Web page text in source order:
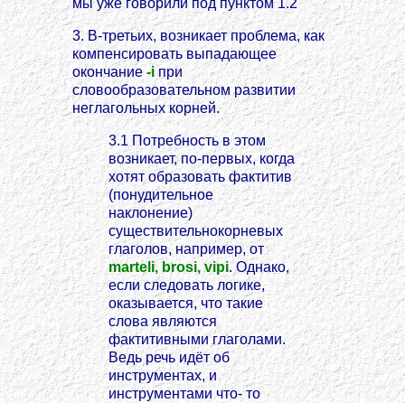
мы уже говорили под пунктом 1.2
3. В-третьих, возникает проблема, как
компенсировать выпадающее
окончание -iпри
словообразовательном развитии
неглагольных корней.
3.1 Потребность в этом
возникает, по-первых, когда
хотят образовать фактитив
(понудительное
наклонение)
существительнокорневых
глаголов, например, от
marteli, brosi, vipi. Однако,
если следовать логике,
оказывается, что такие
слова являются
фактитивными глаголами.
Ведь речь идёт об
инструментах, и
инструментами что- то